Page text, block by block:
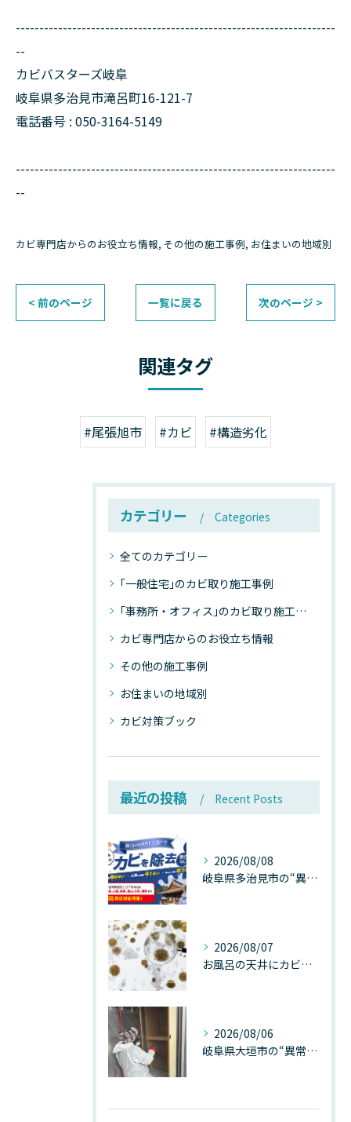
--------------------------------------------------------------------
--
カビバスターズ岐阜
岐阜県多治見市滝呂町16-121-7
電話番号 : 050-3164-5149
--------------------------------------------------------------------
--
カビ専門店からのお役立ち情報 その他の施工事例 お住まいの地域別
< 前のページ 一覧に戻る 次のページ >
関連タグ
#尾張旭市 #カビ #構造劣化
カテゴリー Categories
全てのカテゴリー
｢一般住宅｣のカビ取り施工事例
｢事務所・オフィス｣のカビ取り施工事例
カビ専門店からのお役立ち情報
その他の施工事例
お住まいの地域別
カビ対策ブック
最近の投稿 Recent Posts
2026/08/08
岐阜県多治見市の“異常な高温”が建物内部を破壊する──深層カビが急増する危険な温度差の正体
2026/08/07
お風呂の天井にカビが生えたら要注意！2026年8月の猛暑・高湿度で急増する浴室カビの原因と正しい対策
2026/08/06
岐阜県大垣市の“異常に高い気温”が建物内部を腐らせる──深層カビが爆発的に増える本当の理由